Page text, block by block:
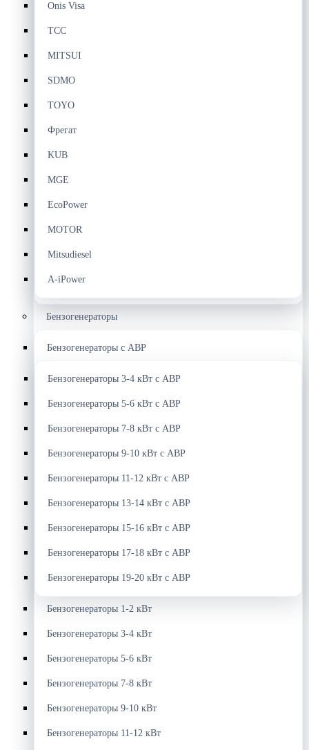
Onis Visa
ТСС
MITSUI
SDMO
TOYO
Фрегат
KUB
MGE
EcoPower
MOTOR
Mitsudiesel
A-iPower
Бензогенераторы
Бензогенераторы с АВР
Бензогенераторы 3-4 кВт с АВР
Бензогенераторы 5-6 кВт с АВР
Бензогенераторы 7-8 кВт с АВР
Бензогенераторы 9-10 кВт с АВР
Бензогенераторы 11-12 кВт с АВР
Бензогенераторы 13-14 кВт с АВР
Бензогенераторы 15-16 кВт с АВР
Бензогенераторы 17-18 кВт с АВР
Бензогенераторы 19-20 кВт с АВР
Бензогенераторы 1-2 кВт
Бензогенераторы 3-4 кВт
Бензогенераторы 5-6 кВт
Бензогенераторы 7-8 кВт
Бензогенераторы 9-10 кВт
Бензогенераторы 11-12 кВт